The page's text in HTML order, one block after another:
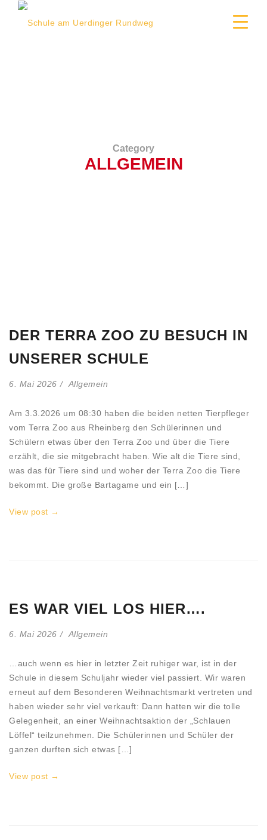
Category
ALLGEMEIN
DER TERRA ZOO ZU BESUCH IN
UNSERER SCHULE
6. Mai 2026 Allgemein
Am 3.3.2026 um 08:30 haben die beiden netten Tierpfleger
vom Terra Zoo aus Rheinberg den Schülerinnen und
Schülern etwas über den Terra Zoo und über die Tiere
erzählt, die sie mitgebracht haben. Wie alt die Tiere sind,
was das für Tiere sind und woher der Terra Zoo die Tiere
bekommt. Die große Bartagame und ein […]
View post →
ES WAR VIEL LOS HIER….
6. Mai 2026 Allgemein
…auch wenn es hier in letzter Zeit ruhiger war, ist in der
Schule in diesem Schuljahr wieder viel passiert. Wir waren
erneut auf dem Besonderen Weihnachtsmarkt vertreten und
haben wieder sehr viel verkauft: Dann hatten wir die tolle
Gelegenheit, an einer Weihnachtsaktion der „Schlauen
Löffel“ teilzunehmen. Die Schülerinnen und Schüler der
ganzen durften sich etwas […]
View post →